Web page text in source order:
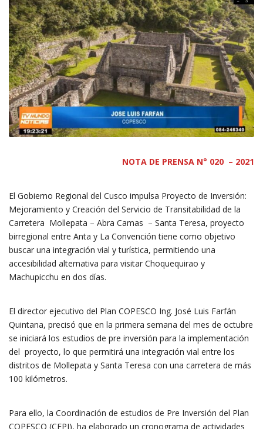
NOTA DE PRENSA N° 020 – 2021
El Gobierno Regional del Cusco impulsa Proyecto de Inversión:
Mejoramiento y Creación del Servicio de Transitabilidad de la
Carretera Mollepata – Abra Camas – Santa Teresa, proyecto
birregional entre Anta y La Convención tiene como objetivo
buscar una integración vial y turística, permitiendo una
accesibilidad alternativa para visitar Choquequirao y
Machupicchu en dos días.
El director ejecutivo del Plan COPESCO Ing. José Luis Farfán
Quintana, precisó que en la primera semana del mes de octubre
se iniciará los estudios de pre inversión para la implementación
del proyecto, lo que permitirá una integración vial entre los
distritos de Mollepata y Santa Teresa con una carretera de más
100 kilómetros.
Para ello, la Coordinación de estudios de Pre Inversión del Plan
COPESCO (CEPI), ha elaborado un cronograma de actividades